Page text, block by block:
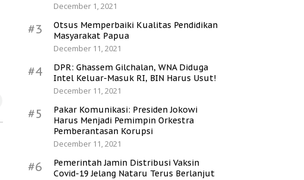
December 1, 2021
#3
Otsus Memperbaiki Kualitas Pendidikan
Masyarakat Papua
December 11, 2021
#4
DPR: Ghassem Gilchalan, WNA Diduga
Intel Keluar-Masuk RI, BIN Harus Usut!
December 11, 2021
#5
Pakar Komunikasi: Presiden Jokowi
Harus Menjadi Pemimpin Orkestra
Pemberantasan Korupsi
December 11, 2021
#6
Pemerintah Jamin Distribusi Vaksin
Covid-19 Jelang Nataru Terus Berlanjut